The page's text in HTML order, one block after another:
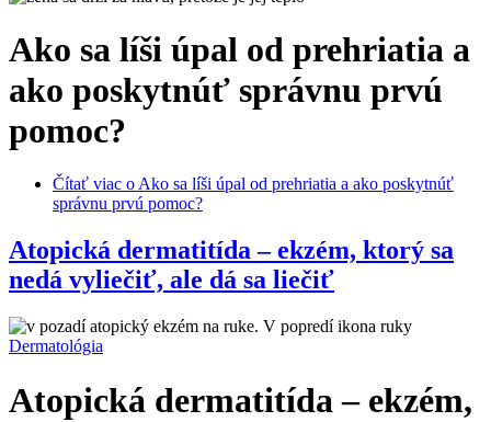
Ako sa líši úpal od prehriatia a
ako poskytnúť správnu prvú
pomoc?
Čítať viac o Ako sa líši úpal od prehriatia a ako poskytnúť
správnu prvú pomoc?
Atopická dermatitída – ekzém, ktorý sa
nedá vyliečiť, ale dá sa liečiť
Dermatológia
Atopická dermatitída – ekzém,